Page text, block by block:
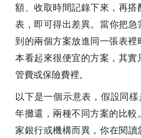
額、收取時間記錄下來，再搭
表，即可得出差異。當你把
到的兩個方案放進同一張表裡
本看起來很便宜的方案，其實
管費或保險費裡。
以下是一個示意表，假設同
年攤還，兩種不同方案的比較
家銀行或機構而異，你在閱